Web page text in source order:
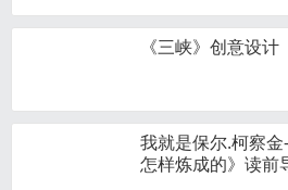
《三峡》创意设计
我就是保尔.柯察
怎样炼成的》读前